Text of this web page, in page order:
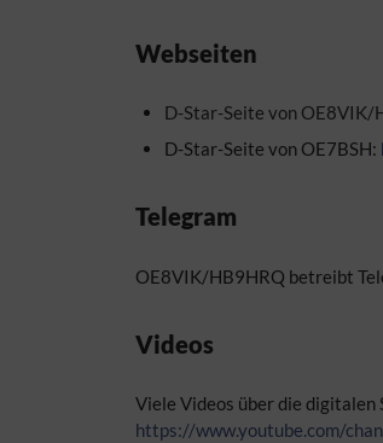
Webseiten
D-Star-Seite von OE8VIK/
D-Star-Seite von OE7BSH:
Telegram
OE8VIK/HB9HRQ betreibt
Videos
Viele Videos über die
https://www.youtube.com/